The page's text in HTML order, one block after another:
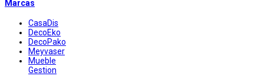
Marcas
CasaDis
DecoEko
DecoPako
Meyvaser
Mueble
Gestion